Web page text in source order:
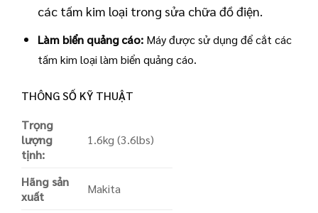
các tấm kim loại trong sửa chữa đồ điện.
Làm biển quảng cáo: Máy được sử dụng để cắt các
tấm kim loại làm biển quảng cáo.
THÔNG SỐ KỸ THUẬT
Trọng
lượng
tịnh:
1.6kg (3.6lbs)
Hãng sản
xuất
Makita